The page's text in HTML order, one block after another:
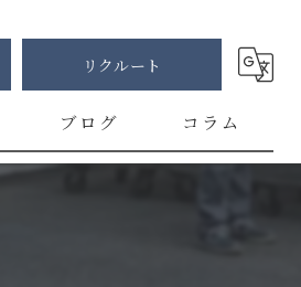
リクルート
ブログ コラム